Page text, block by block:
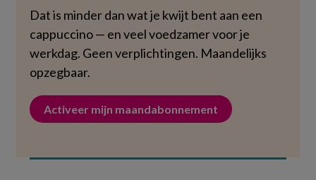
Dat is minder dan wat je kwijt bent aan een
cappuccino — en veel voedzamer voor je
werkdag. Geen verplichtingen. Maandelijks
opzegbaar.
Activeer mijn maandabonnement